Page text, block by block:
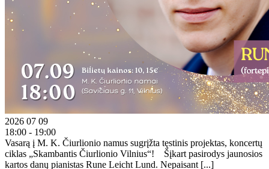
2026 07 09
18:00 - 19:00
Vasarą į M. K. Čiurlionio namus sugrįžta tęstinis projektas, koncertų
ciklas „Skambantis Čiurlionio Vilnius“! Šįkart pasirodys jaunosios
kartos danų pianistas Rune Leicht Lund. Nepaisant [...]